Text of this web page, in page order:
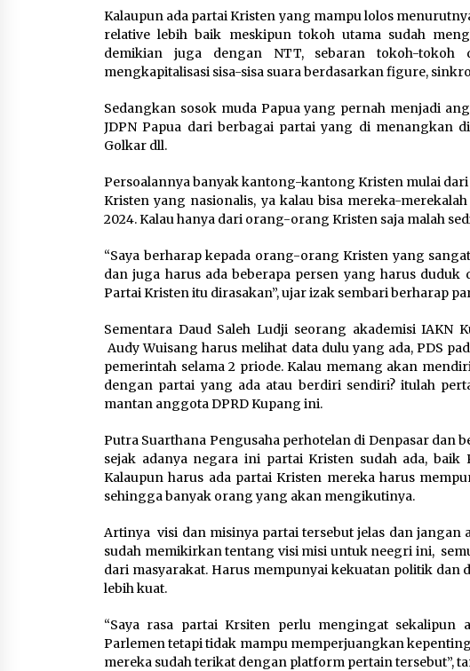
Kalaupun ada partai Kristen yang mampu lolos
relative lebih baik meskipun tokoh utama sudah
demikian juga dengan NTT, sebaran tokoh-
mengkapitalisasi sisa-sisa suara berdasarkan figure,
Sedangkan sosok muda Papua yang pernah menjadi
JDPN Papua dari berbagai partai yang di menangkan
Golkar dll.
Persoalannya banyak kantong-kantong Kristen mulai
Kristen yang nasionalis, ya kalau bisa mereka-
2024. Kalau hanya dari orang-orang Kristen saja malah
“Saya berharap kepada orang-orang Kristen yang
dan juga harus ada beberapa persen yang harus
Partai Kristen itu dirasakan”, ujar izak sembari berharap
Sementara Daud Saleh Ludji seorang akademisi IAKN
Audy Wuisang harus melihat data dulu yang ada, PDS
pemerintah selama 2 priode. Kalau memang akan
dengan partai yang ada atau berdiri sendiri? itulah
mantan anggota DPRD Kupang ini.
Putra Suarthana Pengusaha perhotelan di Denpasar dan
sejak adanya negara ini partai Kristen sudah ada, baik
Kalaupun harus ada partai Kristen mereka harus
sehingga banyak orang yang akan mengikutinya.
Artinya visi dan misinya partai tersebut jelas dan jangan
sudah memikirkan tentang visi misi untuk neegri ini,
dari masyarakat. Harus mempunyai kekuatan politik dan
lebih kuat.
“Saya rasa partai Krsiten perlu mengingat
Parlemen tetapi tidak mampu memperjuangkan
mereka sudah terikat dengan platform pertain tersebut”,